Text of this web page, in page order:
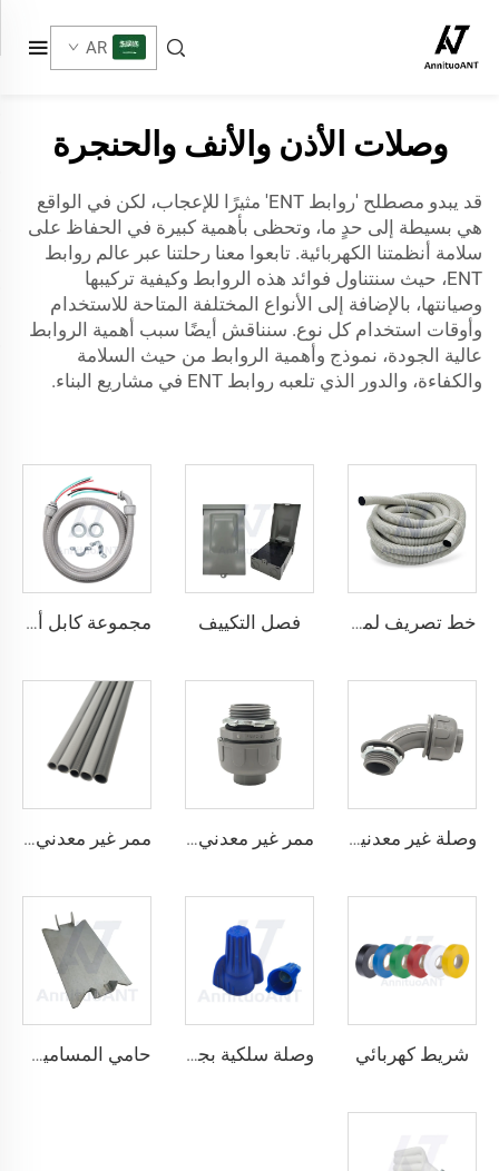
AR
وصلات الأذن والأنف والحنجرة
قد يبدو مصطلح 'روابط ENT' مثيرًا للإعجاب، لكن في الواقع
هي بسيطة إلى حدٍ ما، وتحظى بأهمية كبيرة في الحفاظ على
سلامة أنظمتنا الكهربائية. تابعوا معنا رحلتنا عبر عالم روابط
ENT، حيث سنتناول فوائد هذه الروابط وكيفية تركيبها
وصيانتها، بالإضافة إلى الأنواع المختلفة المتاحة للاستخدام
وأوقات استخدام كل نوع. سنناقش أيضًا سبب أهمية الروابط
عالية الجودة، نموذج وأهمية الروابط من حيث السلامة
والكفاءة، والدور الذي تلعبه روابط ENT في مشاريع البناء.
خط تصريف لمكيفات الهواء فصل التكييف مجموعة كابل أ/سي
وصلة غير معدنية مقاومة للسوائل بزاوية 90 درجة ممر غير معدني مقاوم للسوائل مستقيم ممر غير معدني مقاوم للسوائل
شريط كهربائي وصلة سلكية بجناحين قابلة للالتفاف حامي المسامير المسمار